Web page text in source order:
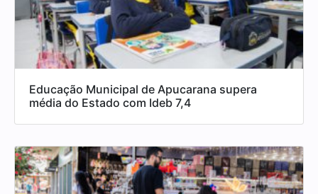
Educação Municipal de Apucarana supera
média do Estado com Ideb 7,4